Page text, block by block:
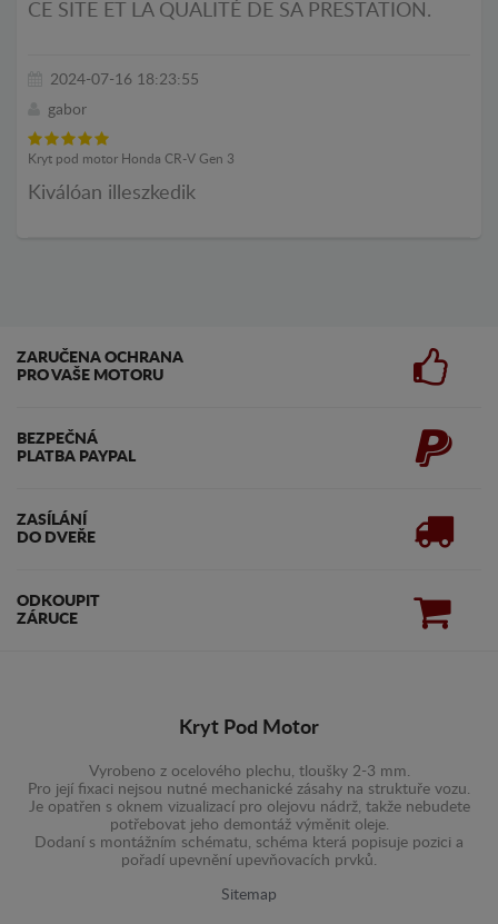
CE SITE ET LA QUALITÉ DE SA PRESTATION.
2024-07-16 18:23:55
gabor
Kryt pod motor Honda CR-V Gen 3
Kiválóan illeszkedik
ZARUČENA OCHRANA
PRO VAŠE MOTORU
BEZPEČNÁ
PLATBA PAYPAL
ZASÍLÁNÍ
DO DVEŘE
ODKOUPIT
ZÁRUCE
Kryt Pod Motor
Vyrobeno z ocelového plechu, tloušky 2-3 mm.
Pro její fixaci nejsou nutné mechanické zásahy na struktuře vozu.
Je opatřen s oknem vizualizací pro olejovu nádrž, takže nebudete
potřebovat jeho demontáž výměnit oleje.
Dodaní s montážním schématu, schéma která popisuje pozici a
pořadí upevnění upevňovacích prvků.
Sitemap